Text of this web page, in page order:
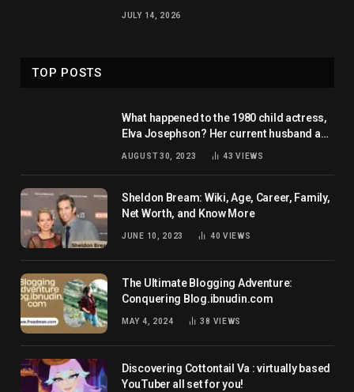
JULY 14, 2026
TOP POSTS
What happened to the 1980 child actress,
Elva Josephson? Her current husband and
AUGUST 30, 2023 43VIEWS
Sheldon Bream: Wiki, Age, Career, Family,
Net Worth, and Know More
JUNE 10, 2023 40 VIEWS
The Ultimate Blogging Adventure:
Conquering Blog.ibnudin.com
MAY 4, 2024 38 VIEWS
Discovering Cottontail Va : virtually based
YouTuber all set for you!